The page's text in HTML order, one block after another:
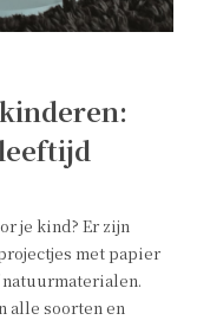
je kind? Er zijn
met papier
alle soorten en